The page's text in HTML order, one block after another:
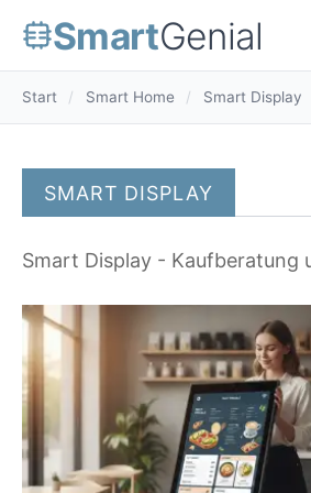
SmartGenial
Start / Smart Home / Smart Display
SMART DISPLAY
Smart Display - Kaufberatung